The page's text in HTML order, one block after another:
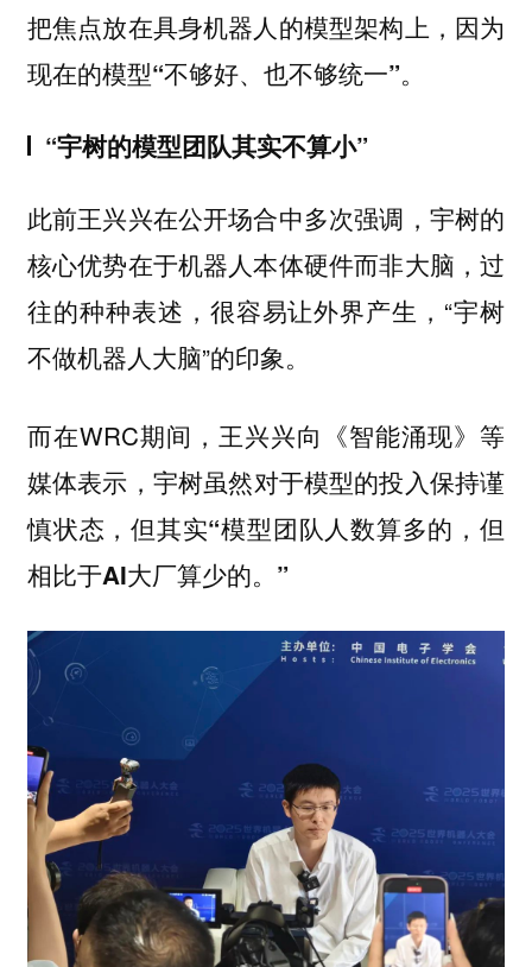
把焦点放在具身机器人的模型架构上，因为
现在的模型“不够好、也不够统一”。
“宇树的模型团队其实不算小”
此前王兴兴在公开场合中多次强调，宇树的
核心优势在于机器人本体硬件而非大脑，过
往的种种表述，很容易让外界产生，“宇树
不做机器人大脑”的印象。
而在WRC期间，王兴兴向《智能涌现》等
媒体表示， 宇树虽然对于模型的投入保持谨
慎状态，但其实“模型团队人数算多的，但
相比于AI大厂算少的。”